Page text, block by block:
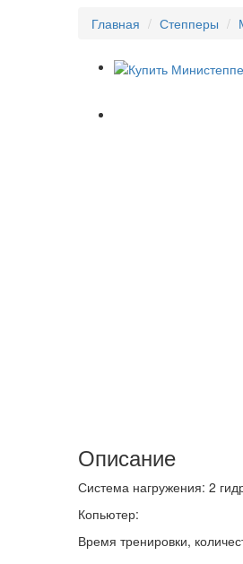
Главная
Степперы
Описание
Система нагружения: 2
Копьютер:
Время тренировки,